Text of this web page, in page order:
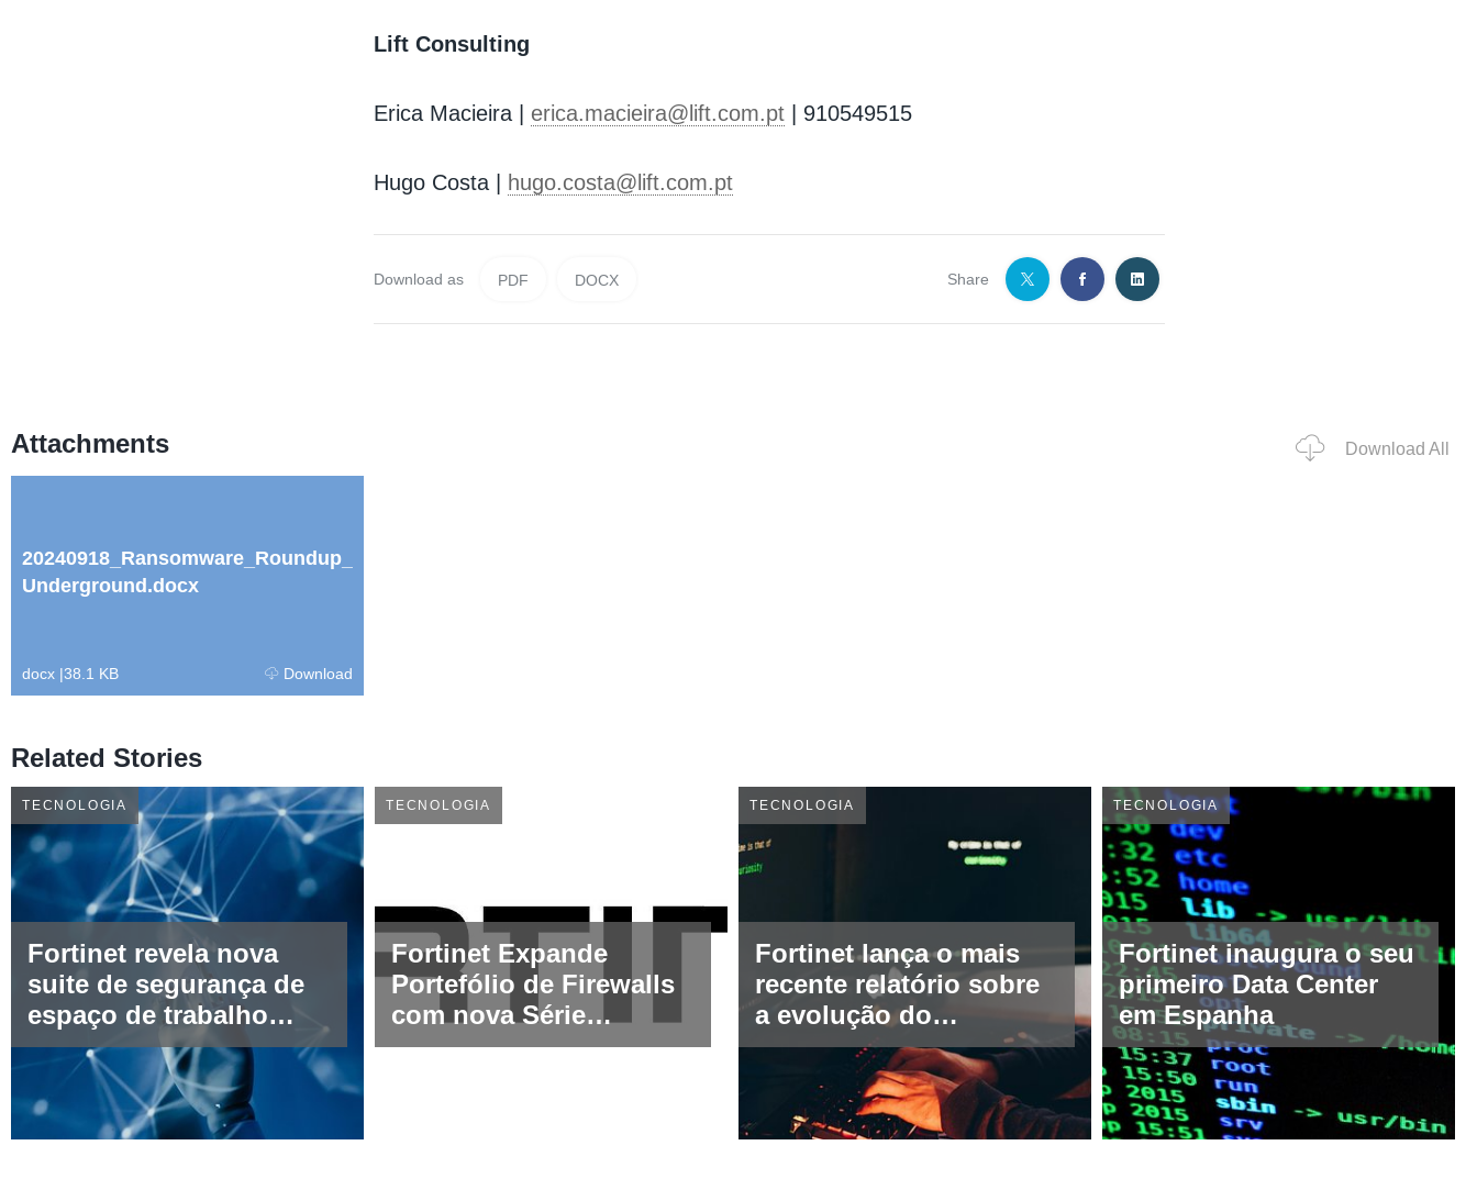
Lift Consulting
Erica Macieira | erica.macieira@lift.com.pt | 910549515
Hugo Costa | hugo.costa@lift.com.pt
Download as PDF DOCX Share
Attachments Download All
20240918_Ransomware_Roundup_
Underground.docx
docx |38.1 KB Download
Related Stories
TECNOLOGIA
Fortinet revela nova
suite de segurança de
espaço de trabalho
alimentado por IA
TECNOLOGIA
Fortinet Expande
Portefólio de Firewalls
com nova Série
FortiGate 700G
TECNOLOGIA
Fortinet lança o mais
recente relatório sobre
a evolução do
ransomware:
VanHelsing
TECNOLOGIA
Fortinet inaugura o seu
primeiro Data Center
em Espanha